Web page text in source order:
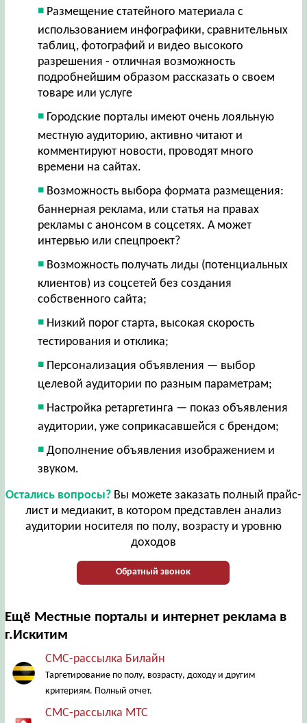
Размещение статейного материала с
использованием инфографики, сравнительных
таблиц, фотографий и видео высокого
разрешения - отличная возможность
подробнейшим образом рассказать о своем
товаре или услуге
Городские порталы имеют очень лояльную
местную аудиторию, активно читают и
комментируют новости, проводят много
времени на сайтах.
Возможность выбора формата размещения:
баннерная реклама, или статья на правах
рекламы с анонсом в соцсетях. А может
интервью или спецпроект?
Возможность получать лиды (потенциальных
клиентов) из соцсетей без создания
собственного сайта;
Низкий порог старта, высокая скорость
тестирования и отклика;
Персонализация объявления — выбор
целевой аудитории по разным параметрам;
Настройка ретаргетинга — показ объявления
аудитории, уже соприкасавшейся с брендом;
Дополнение объявления изображением и
звуком.
Остались вопросы?Вы можете заказать полный прайс-
лист и медиакит, в котором представлен анализ
аудитории носителя по полу, возрасту и уровню
доходов
Обратный звонок
Ещё Местные порталы и интернет реклама в
г.Искитим
СМС-рассылка Билайн
Таргетирование по полу, возрасту, доходу и другим
критериям. Полный отчет.
СМС-рассылка МТС